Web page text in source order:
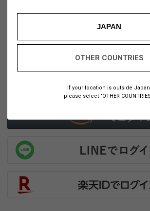
JAPAN
OTHER COUNTRIES
If your location is outside
please select "OTHER
こちら
または